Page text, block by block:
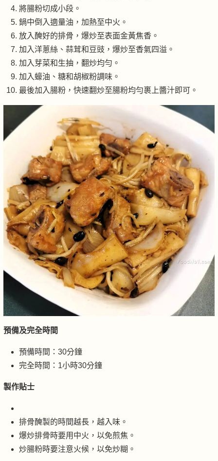
將腸粉切成小段。
鍋中倒入適量油，加熱至中火。
放入醃好的排骨，爆炒至表面金黃焦香。
加入洋蔥絲、蒜茸和豆豉，爆炒至香氣四溢。
加入芽菜和生抽，翻炒均勻。
加入蠔油、糖和胡椒粉調味。
最後加入腸粉，快速翻炒至腸粉均勻裹上醬汁即可。
預備及完全時間
預備時間：30分鐘
完全時間：1小時30分鐘
製作貼士
排骨醃製的時間越長，越入味。
爆炒排骨時要用中火，以免煎焦。
炒腸粉時要注意火候，以免炒糊。